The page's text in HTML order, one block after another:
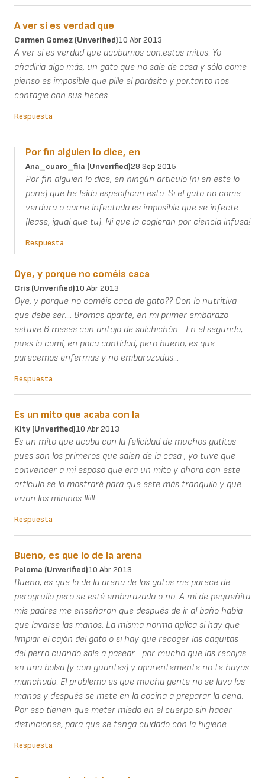
A ver si es verdad que
Carmen Gomez (unverified)10 Abr 2013
A ver si es verdad que acabamos con.estos mitos. Yo
añadiría algo más, un gato que no sale de casa y sólo come
pienso es imposible que pille el parásito y por.tanto nos
contagie con sus heces.
Respuesta
Por fin alguien lo dice, en
Ana_cuaro_fila (unverified)28 Sep 2015
Por fin alguien lo dice, en ningún articulo (ni en este lo
pone) que he leído especifican esto. Si el gato no come
verdura o carne infectada es imposible que se infecte
(lease, igual que tu). Ni que la cogieran por ciencia infusa!
Respuesta
Oye, y porque no coméis caca
Cris (unverified)10 Abr 2013
Oye, y porque no coméis caca de gato?? Con lo nutritiva
que debe ser.... Bromas aparte, en mi primer embarazo
estuve 6 meses con antojo de salchichón... En el segundo,
pues lo comí, en poca cantidad, pero bueno, es que
parecemos enfermas y no embarazadas...
Respuesta
Es un mito que acaba con la
Kity (unverified)10 Abr 2013
Es un mito que acaba con la felicidad de muchos gatitos
pues son los primeros que salen de la casa , yo tuve que
convencer a mi esposo que era un mito y ahora con este
artículo se lo mostraré para que este más tranquilo y que
vivan los míninos !!!!!!
Respuesta
Bueno, es que lo de la arena
Paloma (unverified)10 Abr 2013
Bueno, es que lo de la arena de los gatos me parece de
perogrullo pero se esté embarazada o no. A mi de pequeñita
mis padres me enseñaron que después de ir al baño había
que lavarse las manos. La misma norma aplica si hay que
limpiar el cajón del gato o si hay que recoger las caquitas
del perro cuando sale a pasear... por mucho que las recojas
en una bolsa (y con guantes) y aparentemente no te hayas
manchado. El problema es que mucha gente no se lava las
manos y después se mete en la cocina a preparar la cena.
Por eso tienen que meter miedo en el cuerpo sin hacer
distinciones, para que se tenga cuidado con la higiene.
Respuesta